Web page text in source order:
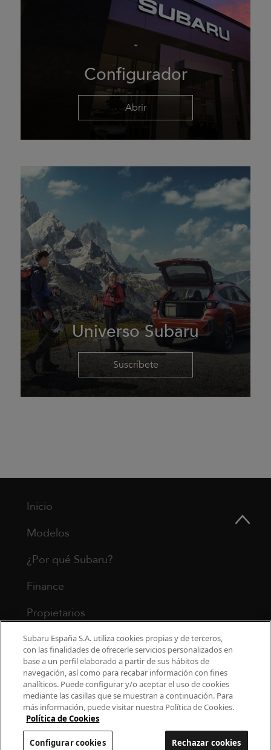
Configurador
Abrir
Universo Subaru
Suscríbete
Inicio
Modelos
¿Por qué Subaru?
Finance
Propietarios
Contacto
Universo Subaru
900 440 044
cac.subaru@subaru.es
Aviso Legal
Política de Privacidad
Subaru España S.A. utiliza cookies propias y de terceros,
con las finalidades de ofrecerle servicios personalizados en
base a un perfil elaborado a partir de sus hábitos de
navegación, así como para recabar información con fines
analíticos. Puede configurar y/o aceptar el uso de cookies
mediante las casillas que se muestran a continuación. Para
más información, puede visitar nuestra Política de Cookies.
Política de Cookies
Configurar cookies Rechazar cookies